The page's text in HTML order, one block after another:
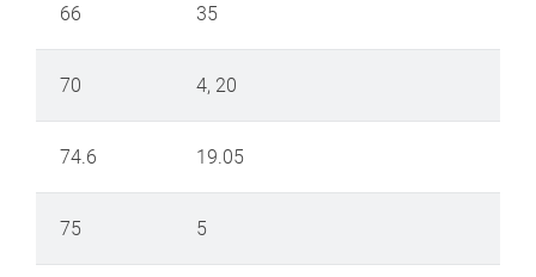
66 35
70 4, 20
74.6 19.05
75 5